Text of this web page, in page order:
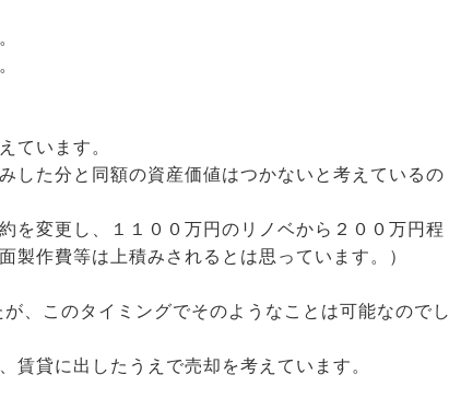
ています。
した分と同額の資産価値はつかないと考えているの
を変更し、１１００万円のリノベから２００万円程
作費等は上積みされるとは思っています。）
、このタイミングでそのようなことは可能なのでし
賃貸に出したうえで売却を考えています。